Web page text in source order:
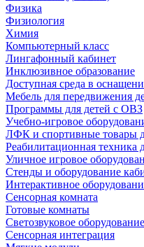
Физика
Физиология
Химия
Компьютерный класс
Лингафонный кабинет
Инклюзивное образование
Доступная среда в
Мебель для передвижения
Программы для детей с ОВЗ
Учебно-игровое
ЛФК и спортивные товары
Реабилитационная техника
Уличное игровое
Стенды и оборудование
Интерактивное
Сенсорная комната
Готовые комнаты
Светозвуковое оборудование
Сенсорная интеграция